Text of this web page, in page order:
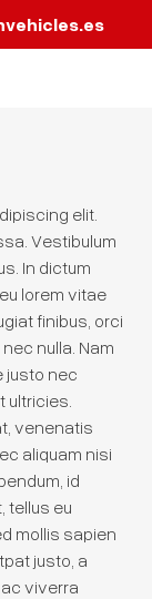
elit.
Vestibulum
In dictum
lorem vitae
finibus, orci
nulla. Nam
justo nec
ultricies.
venenatis
aliquam nisi
id
tellus eu
mollis sapien
justo, a
viverra